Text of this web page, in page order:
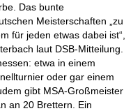
Das bunte
Meisterschaften „zu
für jeden etwas dabei ist“,
laut DSB-Mitteilung.
etwa in einem
oder gar einem
gibt MSA-Großmeister
an 20 Brettern. Ein